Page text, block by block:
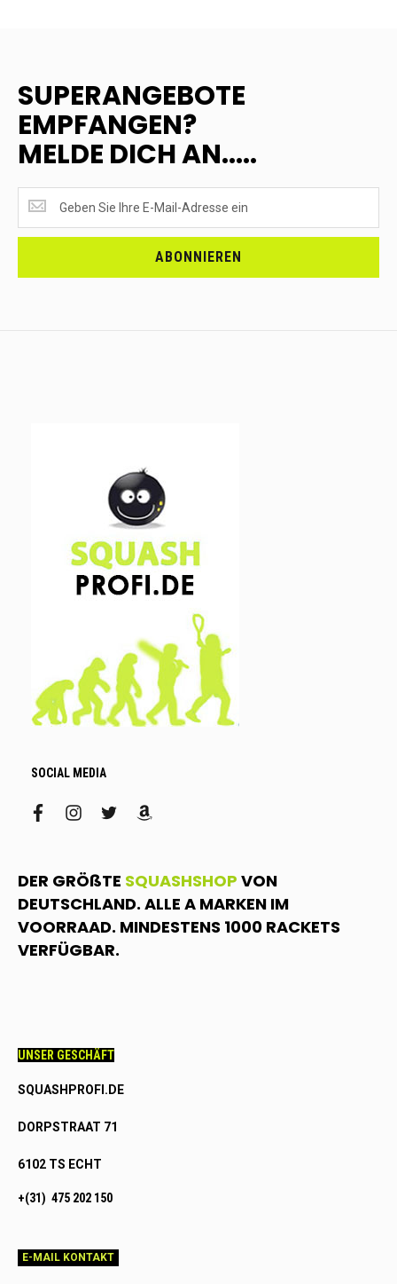
SUPERANGEBOTE
EMPFANGEN?
MELDE DICH AN.....
EMPFANGEN?
<br>MELDE
ABONNIEREN
SOCIAL MEDIA
facebookinstagram
twitteramazon
DER GRÖßTE SQUASHSHOP VON
DEUTSCHLAND. ALLE A MARKEN IM
VOORRAAD. MINDESTENS 1000 RACKETS
VERFÜGBAR.
UNSER GESCHÄFT
SQUASHPROFI.DE
DORPSTRAAT 71
6102 TS ECHT
+(31) 475 202 150
E-MAIL KONTAKT